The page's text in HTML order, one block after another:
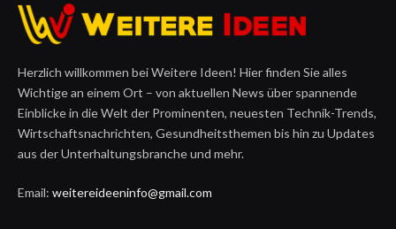
Herzlich willkommen bei Weitere Ideen! Hier finden Sie alles
Wichtige an einem Ort – von aktuellen News über spannende
Einblicke in die Welt der Prominenten, neuesten Technik-Trends,
Wirtschaftsnachrichten, Gesundheitsthemen bis hin zu Updates
aus der Unterhaltungsbranche und mehr.
Email: weitereideeninfo@gmail.com